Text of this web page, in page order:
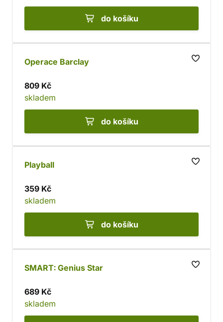
do košíku
Operace Barclay
809 Kč
skladem
do košíku
Playball
359 Kč
skladem
do košíku
SMART: Genius Star
689 Kč
skladem